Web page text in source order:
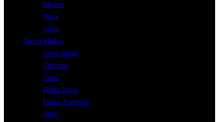
Ukelele
Viola
Violín
Viento Madera
Corno inglés
Clarinete
Fagot
Flauta Dulce
Flauta Travesera
Oboe